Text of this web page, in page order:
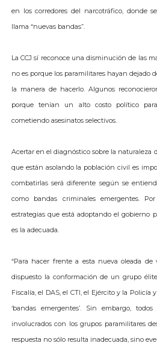
en los corredores del narcotráfico, donde
llama “nuevas bandas”.
La CCJ sí reconoce una disminución de las
no es porque los paramilitares hayan dejado
la manera de hacerlo. Algunos
porque tenían un alto costo político
cometiendo asesinatos selectivos.
Acertar en el diagnóstico sobre la naturaleza
que están asolando la población civil es
combatirlas será diferente según se
como bandas criminales emergentes.
estrategias que está adoptando el gobierno
es la adecuada.
“Para hacer frente a esta nueva oleada
dispuesto la conformación de un grupo
Fiscalía, el DAS, el CTI, el Ejército y la
‘bandas emergentes’. Sin embargo,
involucrados con los grupos paramilitares
respuesta no sólo resulta inadecuada, sino